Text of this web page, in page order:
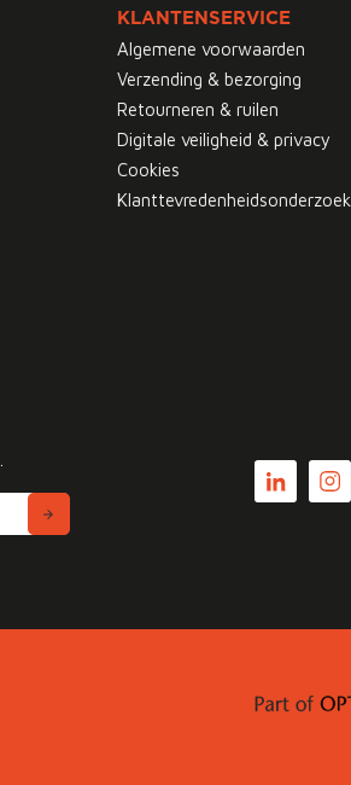
KLANTENSERVICE
Algemene voorwaarden
Verzending & bezorging
Retourneren & ruilen
Digitale veiligheid & privacy
Cookies
Klanttevredenheidsonderzoek